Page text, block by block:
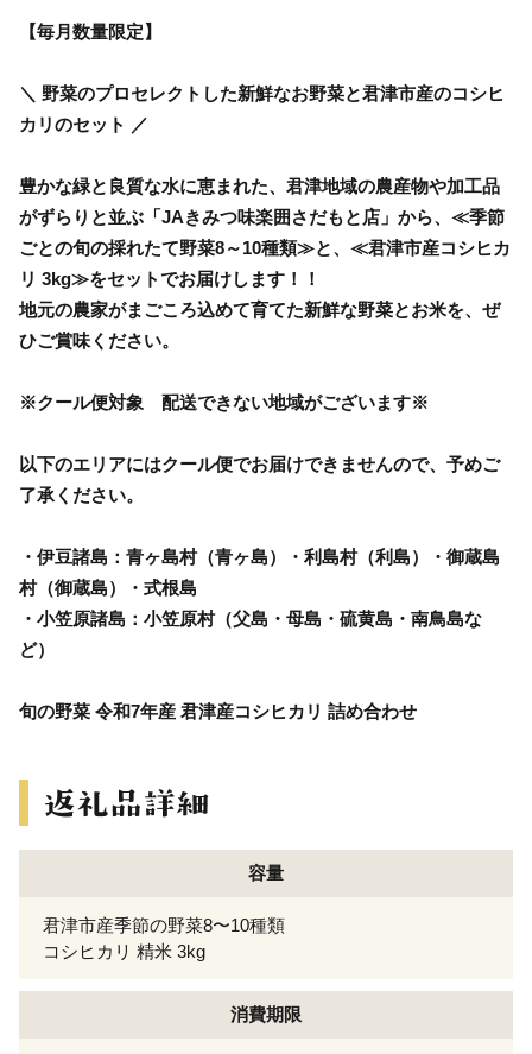
【毎月数量限定】
＼ 野菜のプロセレクトした新鮮なお野菜と君津市産のコシヒ
カリのセット ／
豊かな緑と良質な水に恵まれた、君津地域の農産物や加工品
がずらりと並ぶ「JAきみつ味楽囲さだもと店」から、≪季節
ごとの旬の採れたて野菜8～10種類≫と、≪君津市産コシヒカ
リ 3kg≫をセットでお届けします！！
地元の農家がまごころ込めて育てた新鮮な野菜とお米を、ぜ
ひご賞味ください。
※クール便対象 配送できない地域がございます※
以下のエリアにはクール便でお届けできませんので、予めご
了承ください。
・伊豆諸島：青ヶ島村（青ヶ島）・利島村（利島）・御蔵島
村（御蔵島）・式根島
・小笠原諸島：小笠原村（父島・母島・硫黄島・南鳥島な
ど）
旬の野菜 令和7年産 君津産コシヒカリ 詰め合わせ
容量
君津市産季節の野菜8〜10種類
コシヒカリ 精米 3kg
消費期限